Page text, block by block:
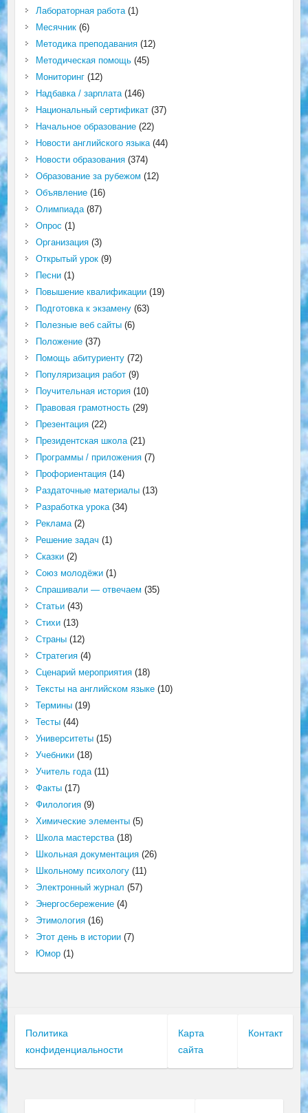
Лабораторная работа(1)
Месячник(6)
Методика преподавания(12)
Методическая помощь(45)
Мониторинг(12)
Надбавка / зарплата(146)
Национальный сертификат(37)
Начальное образование(22)
Новости английского языка(44)
Новости образования(374)
Образование за рубежом (12)
Объявление(16)
Олимпиада(87)
Опрос (1)
Организация(3)
Открытый урок(9)
Песни(1)
Повышение квалификации(19)
Подготовка к экзамену(63)
Полезные веб сайты(6)
Положение(37)
Помощь абитуриенту(72)
Популяризация работ(9)
Поучительная история(10)
Правовая грамотность(29)
Презентация(22)
Президентская школа(21)
Программы / приложения(7)
Профориентация(14)
Раздаточные материалы(13)
Разработка урока(34)
Реклама(2)
Решение задач (1)
Сказки(2)
Союз молодёжи(1)
Спрашивали — отвечаем (35)
Статьи(43)
Стихи(13)
Страны(12)
Стратегия(4)
Сценарий мероприятия(18)
Тексты на английском языке(10)
Термины(19)
Тесты(44)
Университеты(15)
Учебники(18)
Учитель года(11)
Факты(17)
Филология(9)
Химические элементы(5)
Школа мастерства(18)
Школьная документация(26)
Школьному психологу(11)
Электронный журнал (57)
Энергосбережение(4)
Этимология(16)
Этот день в истории(7)
Юмор(1)
Политика
конфиденциальности
Карта
сайта
Контакт